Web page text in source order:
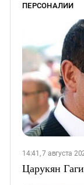
ПЕРСОНАЛИИ
14:41, 7 августа
Царукян